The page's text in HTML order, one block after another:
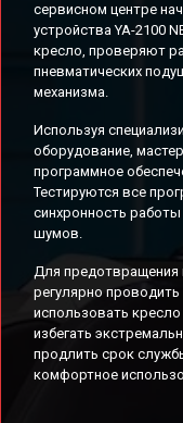
сервисном центре
устройства YA-2100
кресло, проверяют
пневматических
механизма.
Используя
оборудование,
программное
Тестируются все
синхронность
шумов.
Для предотвращения
регулярно
использовать кресло
избегать
продлить срок
комфортное